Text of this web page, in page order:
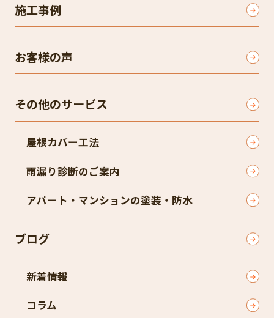
施工事例
お客様の声
その他のサービス
屋根カバー工法
雨漏り診断のご案内
アパート・マンションの塗装・防水
ブログ
新着情報
コラム